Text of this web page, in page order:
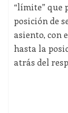
“límite” que
posición de
asiento, con
hasta la
atrás del